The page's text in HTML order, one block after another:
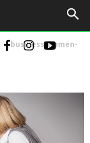
business-women-